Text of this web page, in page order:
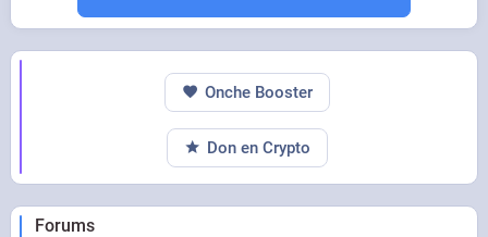
Forums
Onche Booster
Don en Crypto